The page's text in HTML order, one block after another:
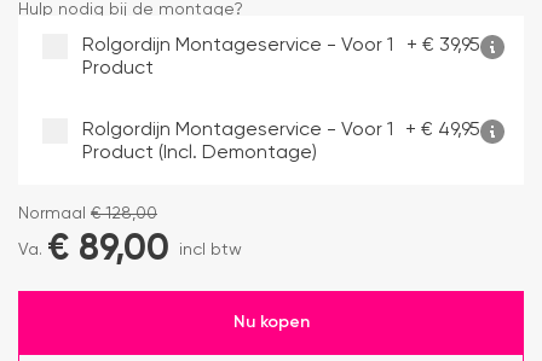
Hulp nodig bij de montage?
Rolgordijn Montageservice - Voor 1
Product
+ € 39,95
Rolgordijn Montageservice - Voor 1
Product (incl. Demontage)
+ € 49,95
Normaal €128,00
Va. € 89,00 incl btw
Nu kopen